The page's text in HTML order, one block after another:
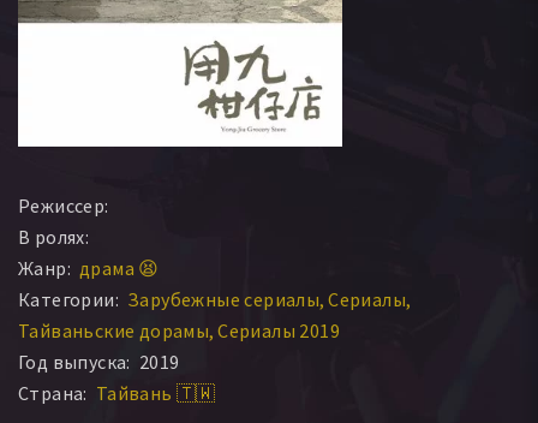
Режиссер:
В ролях:
Жанр: драма 😫
Категории: Зарубежные сериалы Сериалы
Тайваньские дорамы Сериалы 2019
Год выпуска: 2019
Страна: Тайвань 🇹🇼